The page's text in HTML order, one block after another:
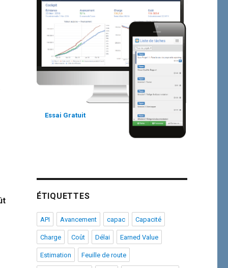
Essai Gratuit
ÉTIQUETTES
API Avancement capac Capacité
Charge Coût Délai Earned Value
Estimation Feuille de route